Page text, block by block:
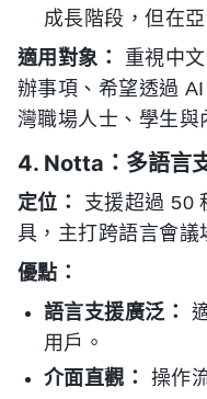
成長階段，但在
適用對象：
重視中
辦事項、希望透過
灣職場人士、學生與
4. Notta：多語言
定位：
支援超過 50
具，主打跨語言會議
優點：
語言支援廣泛：
用戶。
介面直觀：
操作